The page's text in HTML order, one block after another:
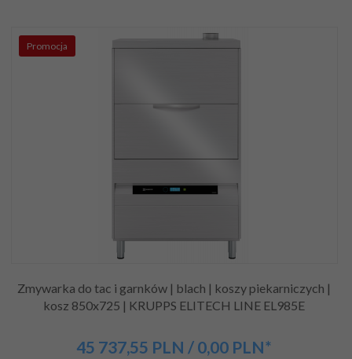
Promocja
Zmywarka do tac i garnków | blach | koszy piekarniczych |
kosz 850x725 | KRUPPS ELITECH LINE EL985E
45 737,55 PLN / 0,00 PLN*